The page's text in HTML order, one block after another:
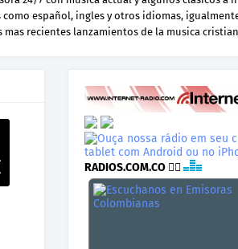
español, ingles y otros idiomas,
recientes lanzamientos de la musica
RADIOS.COM.CO 👉🏾